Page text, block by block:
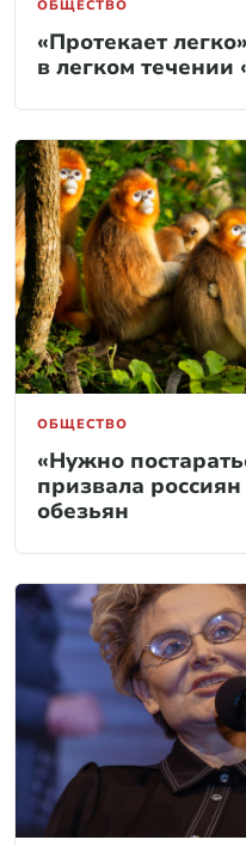
ОБЩЕСТВО
«Протекает
в легком течении
ОБЩЕСТВО
«Нужно
призвала
обезьян